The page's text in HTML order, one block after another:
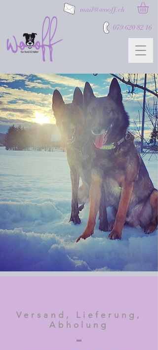
mail@wooff.ch
079 620 82 16
Versand, Lieferung,
Abholung